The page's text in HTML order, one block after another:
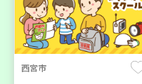
西宮市